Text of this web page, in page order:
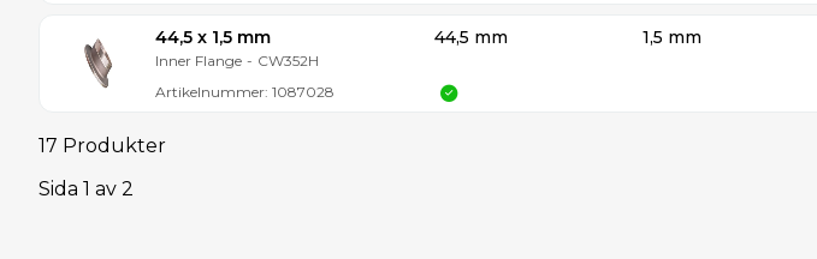
44,5 x 1,5 mm
Inner Flange - CW352H
Artikelnummer: 1087028
44,5 mm 1,5 mm
17 Produkter
Sida 1 av 2